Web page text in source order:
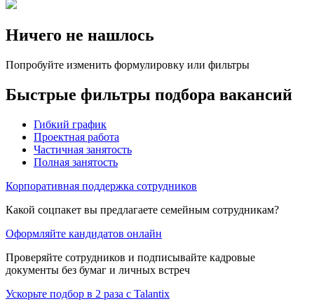
Ничего не нашлось
Попробуйте изменить формулировку или фильтры
Быстрые фильтры подбора вакансий
Гибкий график
Проектная работа
Частичная занятость
Полная занятость
Корпоративная поддержка сотрудников
Какой соцпакет вы предлагаете семейным сотрудникам?
Оформляйте кандидатов онлайн
Проверяйте сотрудников и подписывайте кадровые
документы без бумаг и личных встреч
Ускорьте подбор в 2 раза с Talantix